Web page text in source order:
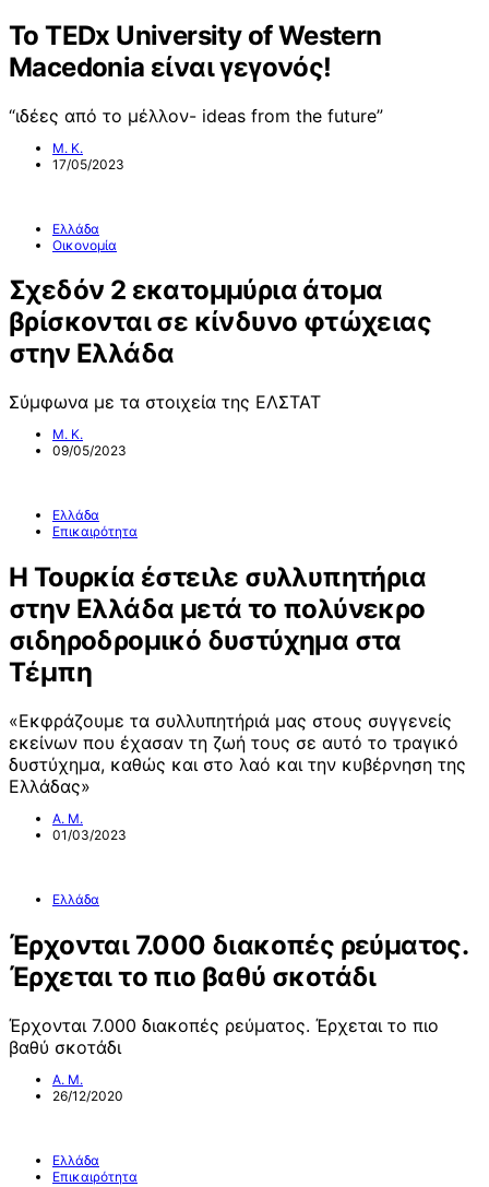
Το TEDx University of Western
Macedonia είναι γεγονός!
“ιδέες από το μέλλον- ideas from the future”
Μ. Κ.
17/05/2023
Ελλάδα
Οικονομία
Σχεδόν 2 εκατομμύρια άτομα
βρίσκονται σε κίνδυνο φτώχειας
στην Ελλάδα
Σύμφωνα με τα στοιχεία της ΕΛΣΤΑΤ
Μ. Κ.
09/05/2023
Ελλάδα
Επικαιρότητα
Η Τουρκία έστειλε συλλυπητήρια
στην Ελλάδα μετά το πολύνεκρο
σιδηροδρομικό δυστύχημα στα
Τέμπη
«Εκφράζουμε τα συλλυπητήριά μας στους συγγενείς
εκείνων που έχασαν τη ζωή τους σε αυτό το τραγικό
δυστύχημα, καθώς και στο λαό και την κυβέρνηση της
Ελλάδας»
Α. Μ.
01/03/2023
Ελλάδα
Έρχονται 7.000 διακοπές ρεύματος.
Έρχεται το πιο βαθύ σκοτάδι
Έρχονται 7.000 διακοπές ρεύματος. Έρχεται το πιο
βαθύ σκοτάδι
Α. Μ.
26/12/2020
Ελλάδα
Επικαιρότητα